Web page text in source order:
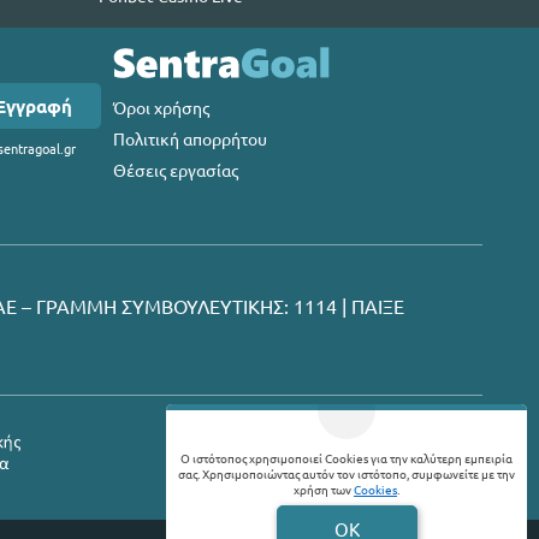
Ο ιστότοπος χρησιμοποιεί Cookies για την καλύτερη εμπειρία
σας. Χρησιμοποιώντας αυτόν τον ιστότοπο, συμφωνείτε με την
χρήση τωνCookies.
OK
Όροι χρήσης
Πολιτική απορρήτου
Θέσεις εργασίας
– ΓΡΑΜΜΗ ΣΥΜΒΟΥΛΕΥΤΙΚΗΣ: 1114 | ΠΑΙΞΕ